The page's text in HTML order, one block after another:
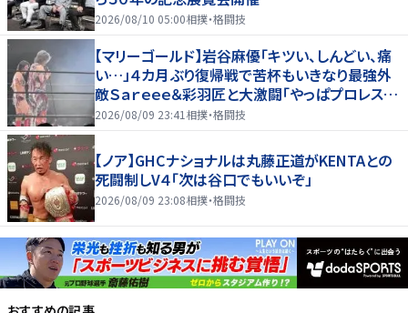
2026/08/10 05:00相撲・格闘技
【マリーゴールド】岩谷麻優「キツい、しんどい、痛
い…」４カ月ぶり復帰戦で苦杯もいきなり最強外
敵Ｓａｒｅｅｅ＆彩羽匠と大激闘「やっぱプロレス大
好き」
2026/08/09 23:41 相撲・格闘技
【ノア】GHCナショナルは丸藤正道がKENTAとの
死闘制しV４「次は谷口でもいいぞ」
2026/08/09 23:08相撲・格闘技